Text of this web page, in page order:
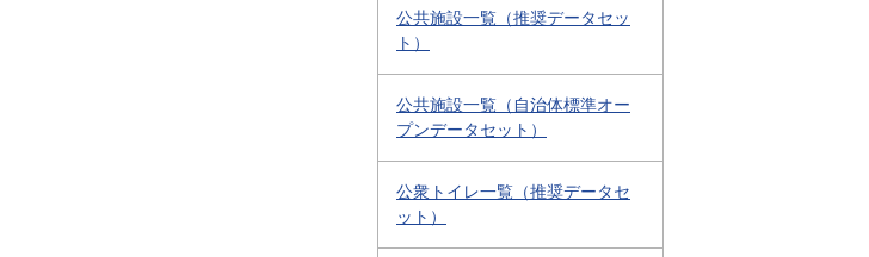
公共施設一覧（推奨データセッ
ト）
公共施設一覧（自治体標準オー
プンデータセット）
公衆トイレ一覧（推奨データセ
ット）